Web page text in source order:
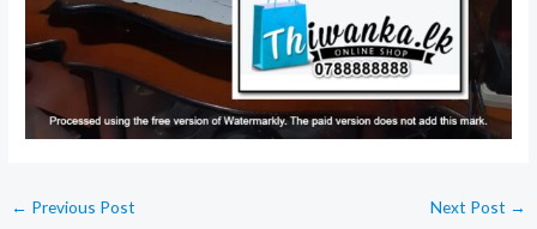
← Previous Post Next Post →